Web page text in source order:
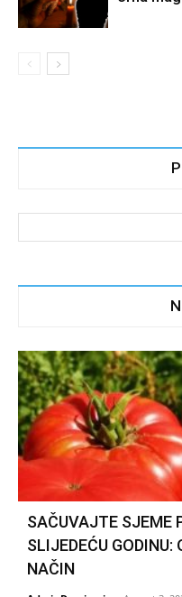
SAČUVAJTE SJEME
SLIJEDEĆU
NAČIN